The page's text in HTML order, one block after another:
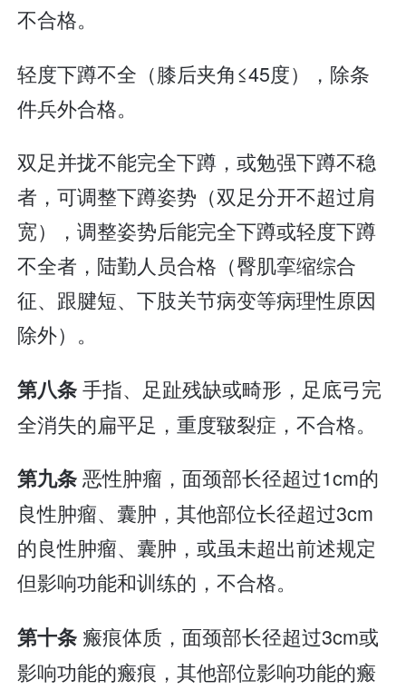
不合格。
轻度下蹲不全（膝后夹角≤45度），除条
件兵外合格。
双足并拢不能完全下蹲，或勉强下蹲不稳
者，可调整下蹲姿势（双足分开不超过肩
宽），调整姿势后能完全下蹲或轻度下蹲
不全者，陆勤人员合格（臀肌挛缩综合
征、跟腱短、下肢关节病变等病理性原因
除外）。
第八条手指、足趾残缺或畸形，足底弓完
全消失的扁平足，重度皲裂症，不合格。
第九条恶性肿瘤，面颈部长径超过1cm的
良性肿瘤、囊肿，其他部位长径超过3cm
的良性肿瘤、囊肿，或虽未超出前述规定
但影响功能和训练的，不合格。
第十条 瘢痕体质，面颈部长径超过3cm或
影响功能的瘢痕，其他部位影响功能的瘢